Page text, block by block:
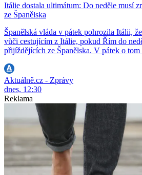
Itálie dostala ultimátum: Do neděle musí
ze Španělska
Španělská vláda v pátek pohrozila Itálii,
vůči cestujícím z Itálie, pokud Řím do
přijíždějících ze Španělska. V pátek o tom
Aktuálně.cz - Zprávy
dnes, 12:30
Reklama